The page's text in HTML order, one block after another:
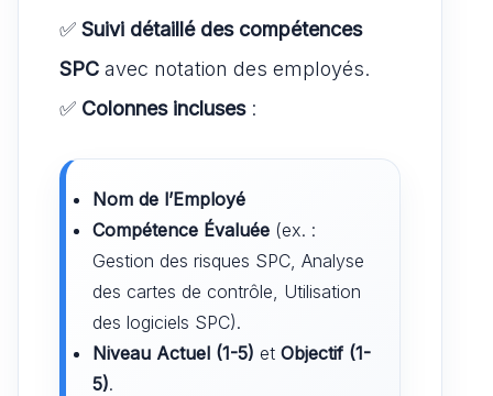
✅ Suivi détaillé des compétences
SPC avec notation des employés.
✅ Colonnes incluses:
Nom de l’Employé
Compétence Évaluée (ex. :
Gestion des risques SPC, Analyse
des cartes de contrôle, Utilisation
des logiciels SPC).
Niveau Actuel (1-5) et Objectif (1-
5).